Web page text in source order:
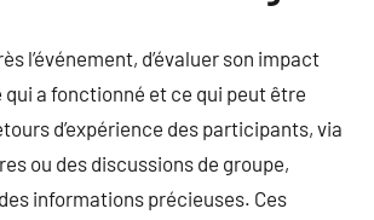
l’événement, d’évaluer son impact
qui a fonctionné et ce qui peut être
d’expérience des participants, via
ou des discussions de groupe,
informations précieuses. Ces